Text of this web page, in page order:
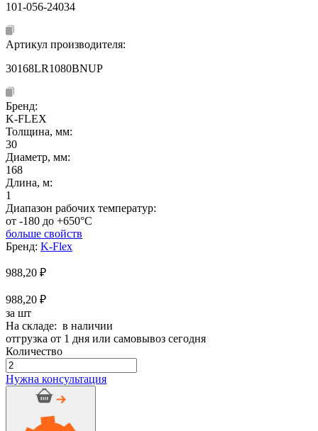
101-056-24034
Артикул производителя:
30168LR1080BNUP
Бренд:
K-FLEX
Толщина, мм:
30
Диаметр, мм:
168
Длина, м:
1
Диапазон рабочих температур:
от -180 до +650°C
больше свойств
Бренд: K-Flex
988,20 ₽
988,20 ₽
за шт
На складе: в наличии
отгрузка от 1 дня или самовывоз сегодня
Количество
Количество
товара
Цилиндр
Нужна консультация